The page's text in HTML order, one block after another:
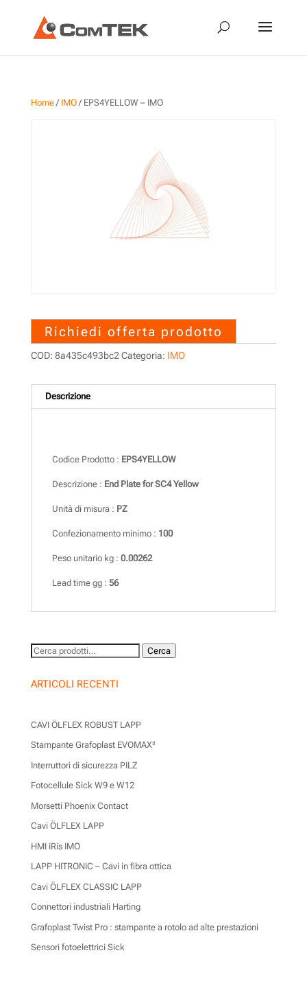
Home/ IMO/ EPS4YELLOW – IMO
Richiedi offerta prodotto
COD: 8a435c493bc2 Categoria: IMO
Descrizione
Codice Prodotto : EPS4YELLOW
Descrizione : End Plate for SC4 Yellow
Unità di misura : PZ
Confezionamento minimo : 100
Peso unitario kg : 0.00262
Lead time gg : 56
Cerca: Cerca
ARTICOLI RECENTI
CAVI ÖLFLEX ROBUST LAPP
Stampante Grafoplast EVOMAX²
Interruttori di sicurezza PILZ
Fotocellule Sick W9 e W12
Morsetti Phoenix Contact
Cavi ÖLFLEX LAPP
HMI iRis IMO
LAPP HITRONIC – Cavi in fibra ottica
Cavi ÖLFLEX CLASSIC LAPP
Connettori industriali Harting
Grafoplast Twist Pro : stampante a rotolo ad alte prestazioni
Sensori fotoelettrici Sick